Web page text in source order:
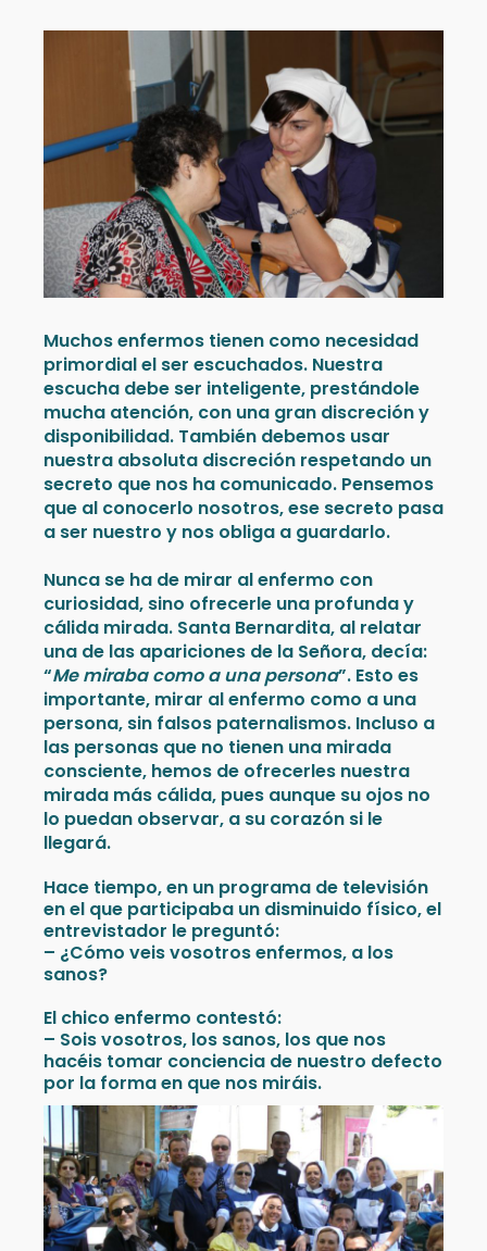
Muchos enfermos tienen como necesidad
primordial el ser escuchados. Nuestra
escucha debe ser inteligente, prestándole
mucha atención, con una gran discreción y
disponibilidad. También debemos usar
nuestra absoluta discreción respetando un
secreto que nos ha comunicado. Pensemos
que al conocerlo nosotros, ese secreto pasa
a ser nuestro y nos obliga a guardarlo.
Nunca se ha de mirar al enfermo con
curiosidad, sino ofrecerle una profunda y
cálida mirada. Santa Bernardita, al relatar
una de las apariciones de la Señora, decía:
“Me miraba como a una persona”. Esto es
importante, mirar al enfermo como a una
persona, sin falsos paternalismos. Incluso a
las personas que no tienen una mirada
consciente, hemos de ofrecerles nuestra
mirada más cálida, pues aunque su ojos no
lo puedan observar, a su corazón si le
llegará.
Hace tiempo, en un programa de televisión
en el que participaba un disminuido físico, el
entrevistador le preguntó:
– ¿Cómo veis vosotros enfermos, a los
sanos?
El chico enfermo contestó:
– Sois vosotros, los sanos, los que nos
hacéis tomar conciencia de nuestro defecto
por la forma en que nos miráis.